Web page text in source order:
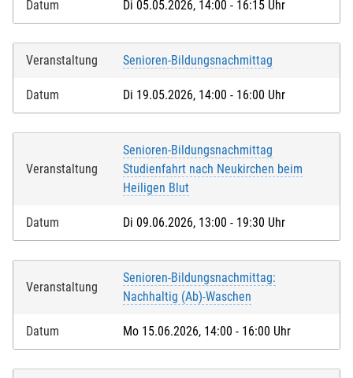
Datum Di 05.05.2026, 14:00 - 16:15 Uhr
Veranstaltung Senioren-Bildungsnachmittag
Datum Di 19.05.2026, 14:00 - 16:00 Uhr
Veranstaltung
Senioren-Bildungsnachmittag
Studienfahrt nach Neukirchen beim
Heiligen Blut
Datum Di 09.06.2026, 13:00 - 19:30 Uhr
Veranstaltung
Senioren-Bildungsnachmittag:
Nachhaltig (Ab)-Waschen
Datum Mo 15.06.2026, 14:00 - 16:00 Uhr